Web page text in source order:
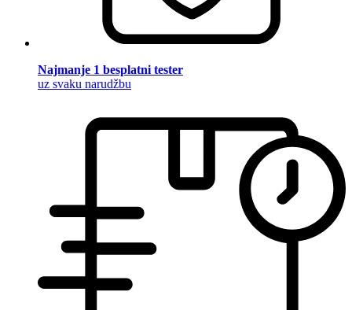
Najmanje 1 besplatni tester
uz svaku narudžbu